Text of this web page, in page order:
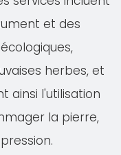
et des
herbes, et
ainsi l'utilisation
la pierre,